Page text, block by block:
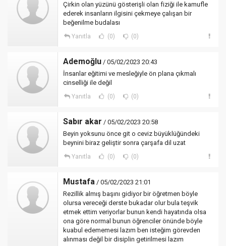
Çirkin olan yüzünü gösterişli olan fiziği ile kamufle
ederek insanların ilgisini çekmeye çalışan bir
beğenilme budalası
Yanıtla (0) (0)
Ademoğlu / 05/02/2023 20:43
İnsanlar eğitimi ve mesleğiyle ön plana çıkmalı
cinselliği ile değil
Yanıtla (0) (0)
Sabır akar / 05/02/2023 20:58
Beyin yoksunu önce git o ceviz büyüklüğündeki
beynini biraz geliştir sonra çarşafa dil uzat
Yanıtla (0) (0)
Mustafa / 05/02/2023 21:01
Rezillik almış başını gidiyor bir öğretmen böyle
olursa vereceği derste bukadar olur bula teşvik
etmek ettim veriyorlar bunun kendi hayatında olsa
ona göre normal bunun öğrenciler önünde böyle
kuabul edememesi lazım ben isteğim görevden
alınması değil bir disiplin getirilmesi lazım